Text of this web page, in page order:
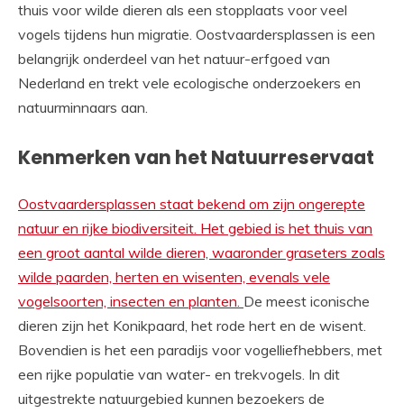
thuis voor wilde dieren als een stopplaats voor veel
vogels tijdens hun migratie. Oostvaardersplassen is een
belangrijk onderdeel van het natuur-erfgoed van
Nederland en trekt vele ecologische onderzoekers en
natuurminnaars aan.
Kenmerken van het Natuurreservaat
Oostvaardersplassen staat bekend om zijn ongerepte
natuur en rijke biodiversiteit. Het gebied is het thuis van
een groot aantal wilde dieren, waaronder graseters zoals
wilde paarden, herten en wisenten, evenals vele
vogelsoorten, insecten en planten. De meest iconische
dieren zijn het Konikpaard, het rode hert en de wisent.
Bovendien is het een paradijs voor vogelliefhebbers, met
een rijke populatie van water- en trekvogels. In dit
uitgestrekte natuurgebied kunnen bezoekers de